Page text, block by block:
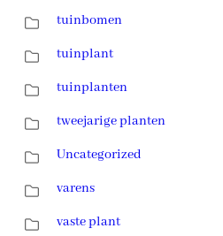
tuinbomen
tuinplant
tuinplanten
tweejarige planten
Uncategorized
varens
vaste plant